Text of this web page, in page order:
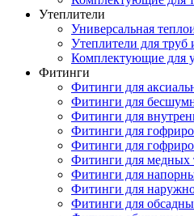
Утеплители
Универсальная
Утеплители для труб
Комплектующие для
Фитинги
Фитинги для
Фитинги для
Фитинги для
Фитинги для
Фитинги для
Фитинги для медных
Фитинги для
Фитинги для
Фитинги для